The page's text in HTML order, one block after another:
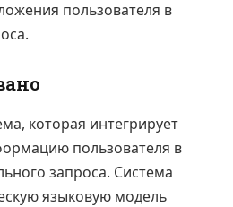
пользователя в
которая интегрирует
пользователя в
запроса. Система
языковую модель